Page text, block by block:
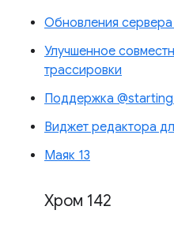
Обновления
Улучшенное
трассировки
Поддержка
Виджет редактора
Маяк 13
Хром 142